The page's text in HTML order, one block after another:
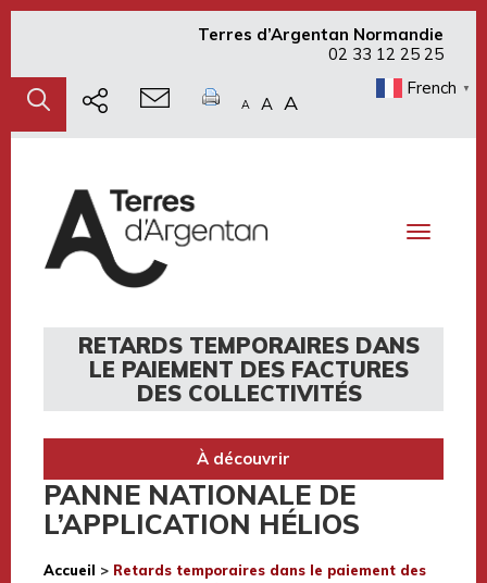
Terres d’Argentan Normandie
02 33 12 25 25
A A A
French ▼
Toggle
RETARDS TEMPORAIRES DANS
LE PAIEMENT DES FACTURES
DES COLLECTIVITÉS
À découvrir
PANNE NATIONALE DE
L’APPLICATION HÉLIOS
Accueil > Retards temporaires dans le paiement des